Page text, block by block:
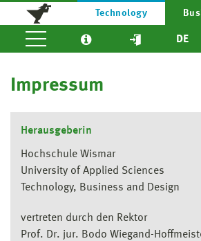
Technology
DE
Impressum
Herausgeberin
Hochschule Wismar
University of Applied Sciences
Technology, Business and Design
vertreten durch den Rektor
Prof. Dr. jur. Bodo Wiegand-